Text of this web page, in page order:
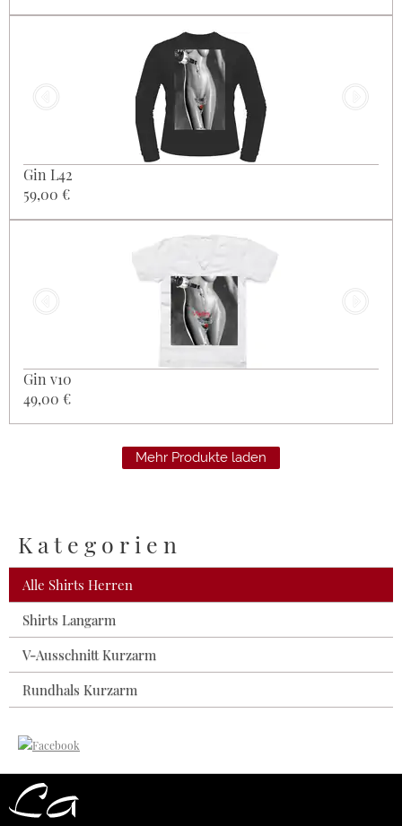
Gin L42
59,00 €
Gin v10
49,00 €
Mehr Produkte laden
Kategorien
Alle Shirts Herren
Shirts Langarm
V-Ausschnitt Kurzarm
Rundhals Kurzarm